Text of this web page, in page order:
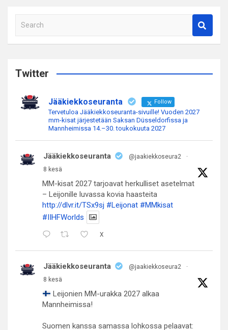
a
c
Twitter
Jääkiekkoseuranta Follow
Tervetuloa Jääkiekkoseuranta-sivuille! Vuoden 2027
mm-kisat järjestetään Saksan Düsseldorfissa ja
Mannheimissa 14.–30. toukokuuta 2027
Jääkiekkoseuranta @jaakiekkoseura2
·
8 kesä
MM-kisat 2027 tarjoavat herkulliset asetelmat
– Leijonille luvassa kovia haasteita
http://dlvr.it/TSx9sj #Leijonat #MMkisat
#IIHFWorlds
X
Jääkiekkoseuranta @jaakiekkoseura2
·
8 kesä
Leijonien MM-urakka 2027 alkaa
Mannheimissa!
Suomen kanssa samassa lohkossa pelaavat: